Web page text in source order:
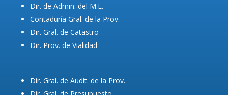
Dir. de Admin. del M.E.
Contaduría Gral. de la Prov.
Dir. Gral. de Catastro
Dir. Prov. de Vialidad
Dir. Gral. de Audit. de la Prov.